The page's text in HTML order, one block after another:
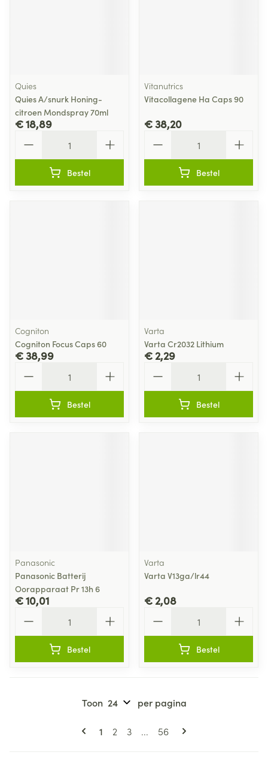
Quies
Quies A/snurk Honing-
citroen Mondspray 70ml
€ 18,89
Bestel
Vitanutrics
Vitacollagene Ha Caps 90
€ 38,20
Bestel
Cogniton
Cogniton Focus Caps 60
€ 38,99
Bestel
Varta
Varta Cr2032 Lithium
€ 2,29
Bestel
Panasonic
Panasonic Batterij
Oorapparaat Pr 13h 6
€ 10,01
Bestel
Varta
Varta V13ga/lr44
€ 2,08
Bestel
Pagina's
U lees momenteel pagina
1 Pagina
2 Pagina
3 ... Pagina
56
Toon per pagina